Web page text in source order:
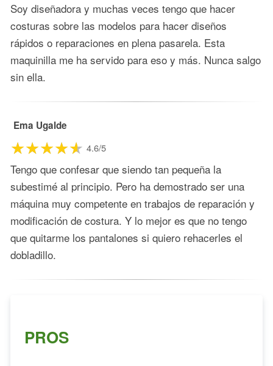
Soy diseñadora y muchas veces tengo que hacer
costuras sobre las modelos para hacer diseños
rápidos o reparaciones en plena pasarela. Esta
maquinilla me ha servido para eso y más. Nunca salgo
sin ella.
Ema Ugalde
4.6/5
Tengo que confesar que siendo tan pequeña la
subestimé al principio. Pero ha demostrado ser una
máquina muy competente en trabajos de reparación y
modificación de costura. Y lo mejor es que no tengo
que quitarme los pantalones si quiero rehacerles el
dobladillo.
PROS